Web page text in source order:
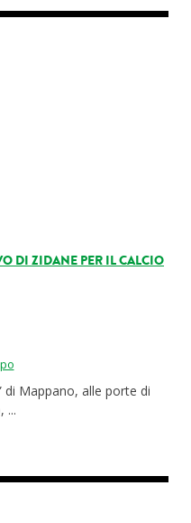
DI ZIDANE PER IL CALCIO
di Mappano, alle porte di
...